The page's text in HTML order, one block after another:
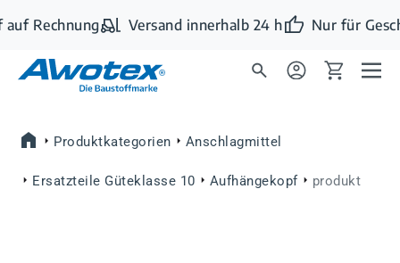
Zum Hauptinhalt springen
Rechnung Versand innerhalb 24 h Nur für
Produktkategorien Anschlagmittel
Ersatzteile Güteklasse 10 Aufhängekopf produkt